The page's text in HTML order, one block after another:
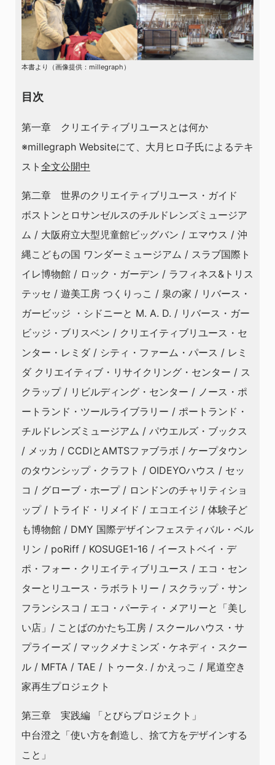
本書より（画像提供：millegraph）
目次
第一章 クリエイティブリユースとは何か
※millegraph Websiteにて、大月ヒロ子氏によるテキ
スト 全文公開中
第二章 世界のクリエイティブリユース・ガイド
ボストンとロサンゼルスのチルドレンズミュージア
ム / 大阪府立大型児童館ビッグバン / エマウス / 沖
縄こどもの国 ワンダーミュージアム / スラブ国際ト
イレ博物館 / ロック・ガーデン / ラフィネス&トリス
テッセ / 遊美工房 つくりっこ / 泉の家 / リバース・
ガービッジ ・シドニーと M. A. D. / リバース・ガー
ビッジ・ブリスベン / クリエイティブリユース・セ
ンター・レミダ / シティ・ファーム・パース / レミ
ダ クリエイティブ・リサイクリング・センター / ス
クラップ / リビルディング・センター / ノース・ポ
ートランド・ツールライブラリー / ポートランド・
チルドレンズミュージアム / パウエルズ・ブックス
/ メッカ / CCDIとAMTSファブラボ / ケープタウン
のタウンシップ・クラフト / OIDEYOハウス / セッ
コ / グローブ・ホープ / ロンドンのチャリティショ
ップ / トライド・リメイド / エコエイジ / 体験子ど
も博物館 / DMY 国際デザインフェスティバル・ベル
リン / poRiff / KOSUGE1-16 / イーストベイ・デ
ポ・フォー・クリエイティブリユース / エコ・セン
ターとリユース・ラボラトリー / スクラップ・サン
フランシスコ / エコ・パーティ・メアリーと「美し
い店」/ ことばのかたち工房 / スクールハウス・サ
プライーズ / マックメナミンズ・ケネディ・スクー
ル / MFTA / TAE / トゥータ. / かえっこ / 尾道空き
家再生プロジェクト
第三章 実践編 「とびらプロジェクト」
中台澄之「使い方を創造し、捨て方をデザインする
こと」